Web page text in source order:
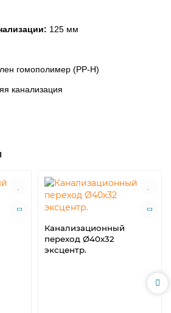
125 мм
гомополимер (PP-H)
канализация
Канализационный
переход Ø40х32
эксцентр.